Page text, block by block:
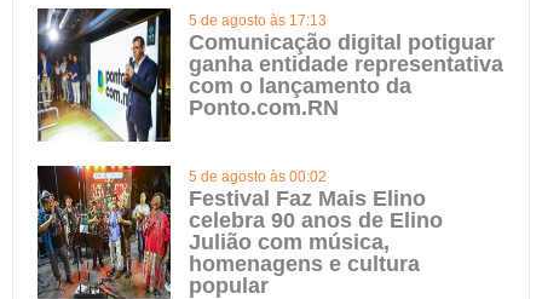
5 de agosto às 17:13
Comunicação digital potiguar
ganha entidade representativa
com o lançamento da
Ponto.com.RN
5 de agosto às 00:02
Festival Faz Mais Elino
celebra 90 anos de Elino
Julião com música,
homenagens e cultura
popular